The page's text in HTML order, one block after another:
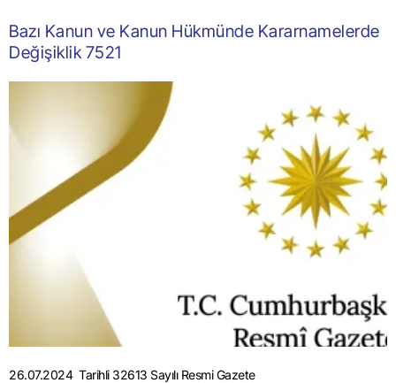
Bazı Kanun ve Kanun Hükmünde Kararnamelerde
Değişiklik 7521
26.07.2024 Tarihli 32613 Sayılı Resmi Gazete